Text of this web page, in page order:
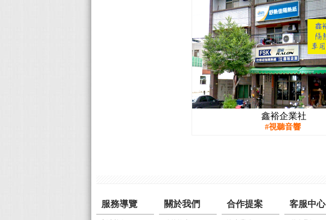
鑫裕企業社
視聽音響
服務導覽 關於我們 合作提案 客服中心